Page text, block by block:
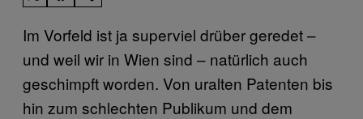
Im Vorfeld ist ja superviel drüber geredet –
und weil wir in Wien sind – natürlich auch
geschimpft worden. Von uralten Patenten bis
hin zum schlechten Publikum und dem